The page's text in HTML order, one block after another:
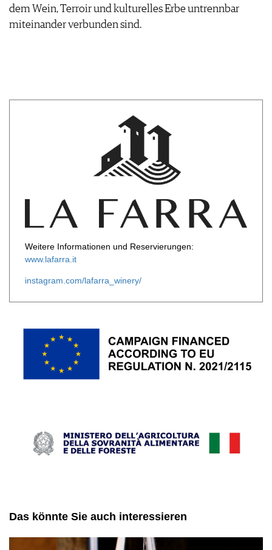
dem Wein, Terroir und kulturelles Erbe untrennbar
miteinander verbunden sind.
Weitere Informationen und Reservierungen:
www.lafarra.it
instagram.com/lafarra_winery/
Das könnte Sie auch interessieren